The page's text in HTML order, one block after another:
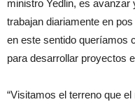
ministro Yedlin, es
trabajan diariamente en
en este sentido queríamos
para desarrollar proyectos
“Visitamos el terreno que